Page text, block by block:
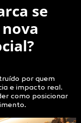
se
por quem
e impacto real.
como posicionar